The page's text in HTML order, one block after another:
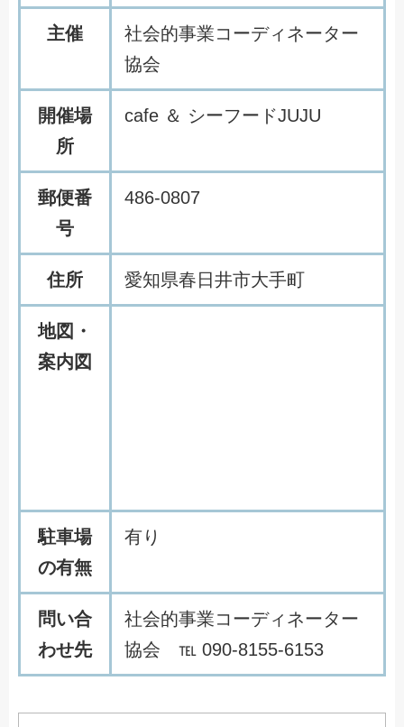
主催
社会的事業コーディネーター
協会
開催場
所
cafe ＆ シーフードJUJU
郵便番
号
486-0807
住所 愛知県春日井市大手町
地図・
案内図
駐車場
の有無
有り
問い合
わせ先
社会的事業コーディネーター
協会 ℡ 090-8155-6153